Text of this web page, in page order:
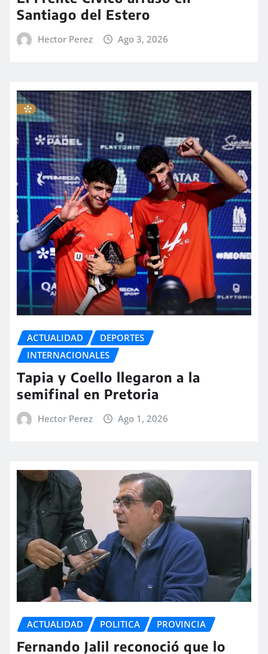
Santiago del Estero
Hector Perez Ago 3, 2026
ACTUALIDAD
DEPORTES
INTERNACIONALES
Tapia y Coello llegaron a la
semifinal en Pretoria
Hector Perez Ago 1, 2026
ACTUALIDAD POLITICA PROVINCIA
Fernando Jalil reconoció que lo